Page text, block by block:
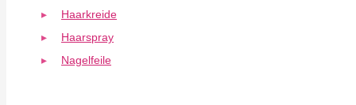
Haarkreide
Haarspray
Nagelfeile